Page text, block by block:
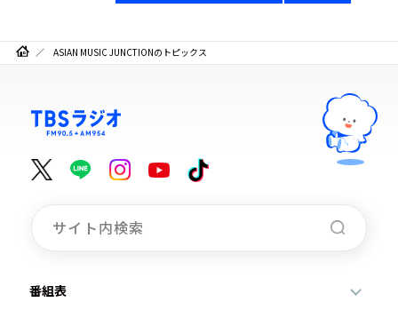
ASIAN MUSIC JUNCTIONのトピックス
番組表